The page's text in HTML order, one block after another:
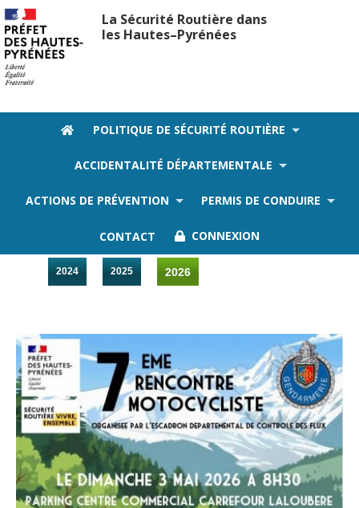
La Sécurité Routière dans
les Hautes–Pyrénées
POLITIQUE DE SÉCURITÉ ROUTIÈRE
ACCIDENTALITÉ DÉPARTEMENTALE
ACTIONS DE PRÉVENTION PERMIS DE CONDUIRE
CONTACT CONNEXION
2024 2025 2026